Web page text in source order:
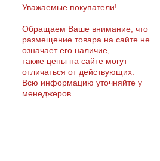
Уважаемые покупатели!
Обращаем Ваше внимание, что
размещение товара на сайте не
означает его наличие,
также цены на сайте могут
отличаться от действующих.
Всю информацию уточняйте у
менеджеров.